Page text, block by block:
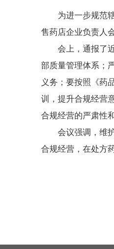
为进一步规范
售药店企业负责人会
会上，通报了
部质量管理体系；
义务；要按照《药
训，提升合规经营
合规经营的严肃性
会议强调，维
合规经营，在处方